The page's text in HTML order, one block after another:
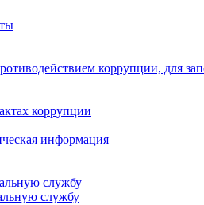
коррупции, для
коррупции
информация
службу
службу